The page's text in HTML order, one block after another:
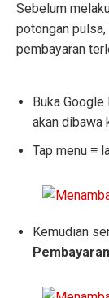
Sebelum
potongan
pembayaran
Buka
akan dibawa
Tap menu ≡
Kemudian
Pembayaran